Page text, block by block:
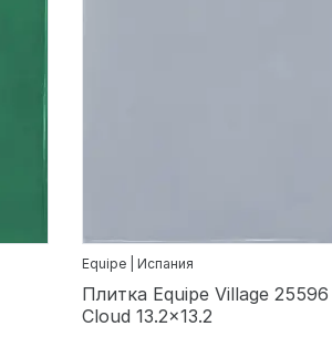
Equipe | Испания
Плитка Equipe Village 25596
Cloud 13.2x13.2